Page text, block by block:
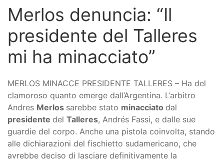
Merlos denuncia: “Il
presidente del Talleres
mi ha minacciato”
MERLOS MINACCE PRESIDENTE TALLERES – Ha del
clamoroso quanto emerge dall’Argentina. L’arbitro
Andres Merlos sarebbe stato minacciato dal
presidente del Talleres, Andrés Fassi, e dalle sue
guardie del corpo. Anche una pistola coinvolta, stando
alle dichiarazioni del fischietto sudamericano, che
avrebbe deciso di lasciare definitivamente la